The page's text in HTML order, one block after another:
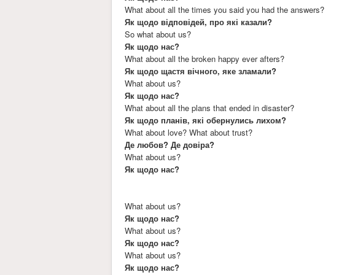
What about all the times you said you had the answers?
Як щодо відповідей, про які казали?
So what about us?
Як щодо нас?
What about all the broken happy ever afters?
Як щодо щастя вічного, яке зламали?
What about us?
Як щодо нас?
What about all the plans that ended in disaster?
Як щодо планів, які обернулись лихом?
What about love? What about trust?
Де любов? Де довіра?
What about us?
Як щодо нас?
What about us?
Як щодо нас?
What about us?
Як щодо нас?
What about us?
Як щодо нас?